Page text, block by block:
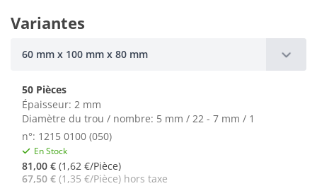
Variantes
60 mm x 100 mm x 80 mm
50 Pièces
Épaisseur: 2 mm
Diamètre du trou / nombre: 5 mm / 22 - 7 mm / 1
n°: 1215 0100 (050)
En Stock
81,00 € (1,62 €/Pièce)
67,50 € (1,35 €/Pièce) hors taxe